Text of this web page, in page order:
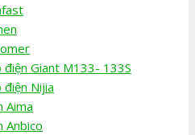
Giant M133- 133S
điện Nijia
Aima
Anbico